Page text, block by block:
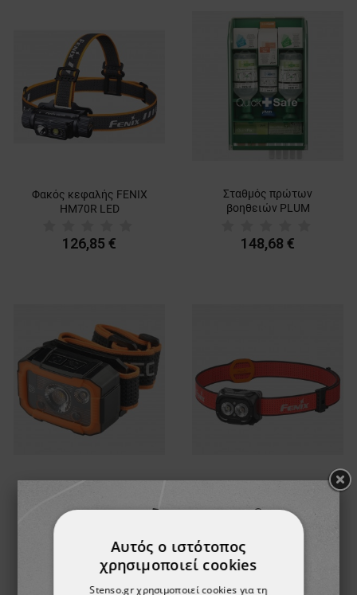
Φακός κεφαλής FENIX
HM70R LED
126,85 €
Σταθμός πρώτων
βοηθειών PLUM
BOX
148,68 €
Αυτός ο ιστότοπος
χρησιμοποιεί cookies
Stenso.gr χρησιμοποιεί cookies για τη